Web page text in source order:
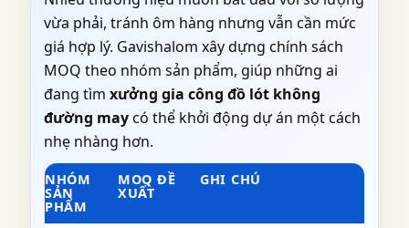
vừa phải, tránh ôm hàng nhưng vẫn cần mức
giá hợp lý. Gavishalom xây dựng chính sách
MOQ theo nhóm sản phẩm, giúp những ai
đang tìm xưởng gia công đồ lót không
đường maycó thể khởi động dự án một cách
nhẹ nhàng hơn.
NHÓM
SẢN
PHẨM
MOQ ĐỀ
XUẤT
GHI CHÚ